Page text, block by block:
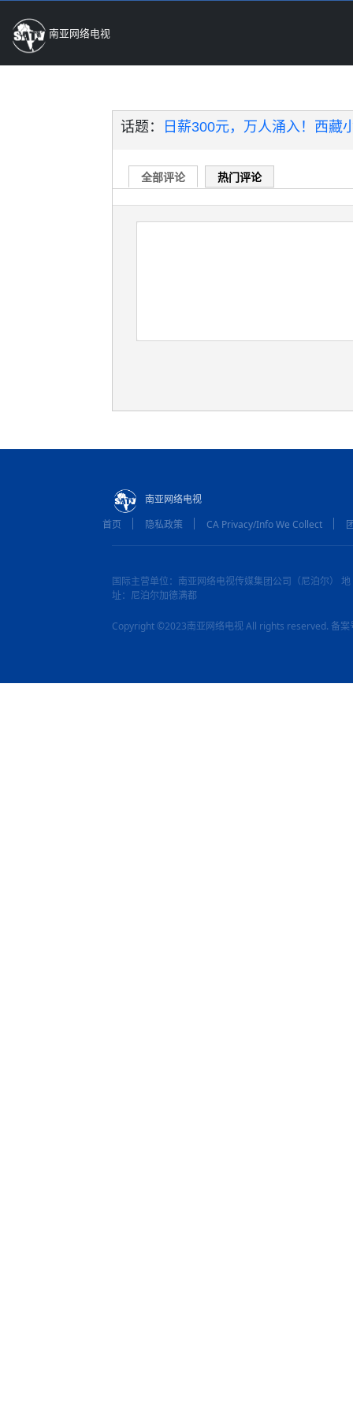
南亚网络电视
话题： 日薪300元，万人涌入！西藏
全部评论 热门评论
南亚网络电视
首页
隐私政策 CA Privacy/Info We Collect
国际主营单位：南亚网络电视传媒集团公司（尼泊尔） 地
址：尼泊尔加德满都
Copyright ©2023南亚网络电视 All rights reserved. 备